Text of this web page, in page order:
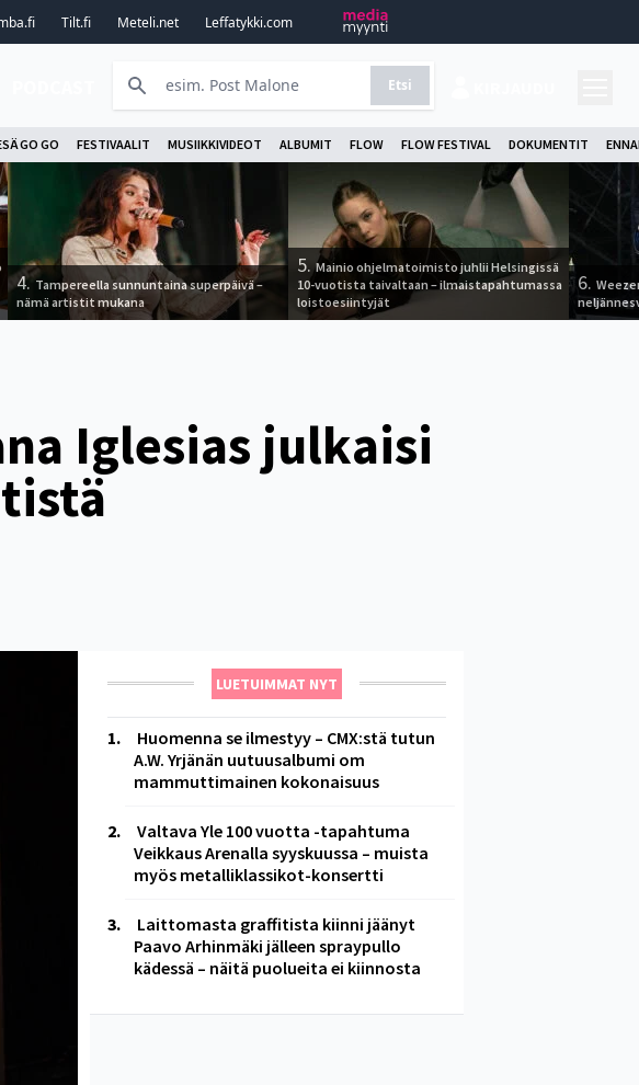
Tilt.fi Meteli.net Leffatykki.com
Etsi
GO GO FESTIVAALIT MUSIIKKIVIDEOT ALBUMIT FLOW FLOW FESTIVAL DOKUMENTIT
4.Tampereella sunnuntaina superpäivä –
nämä artistit mukana
5.Mainio ohjelmatoimisto juhlii Helsingissä
10-vuotista taivaltaan – ilmaistapahtumassa
loistoesiintyjät
6.
Iglesias julkaisi
LUETUIMMAT NYT
Huomenna se ilmestyy – CMX:stä tutun
A.W. Yrjänän uutuusalbumi om
mammuttimainen kokonaisuus
Valtava Yle 100 vuotta -tapahtuma
Veikkaus Arenalla syyskuussa – muista
myös metalliklassikot-konsertti
Laittomasta graffitista kiinni jäänyt
Paavo Arhinmäki jälleen spraypullo
kädessä – näitä puolueita ei kiinnosta